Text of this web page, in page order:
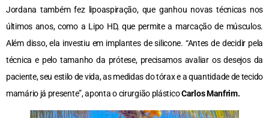
Jordana também fez lipoaspiração, que ganhou novas técnicas nos
últimos anos, como a Lipo HD, que permite a marcação de músculos.
Além disso, ela investiu em implantes de silicone. “Antes de decidir pela
técnica e pelo tamanho da prótese, precisamos avaliar os desejos da
paciente, seu estilo de vida, as medidas do tórax e a quantidade de tecido
mamário já presente”, aponta o cirurgião plásticoCarlos Manfrim.